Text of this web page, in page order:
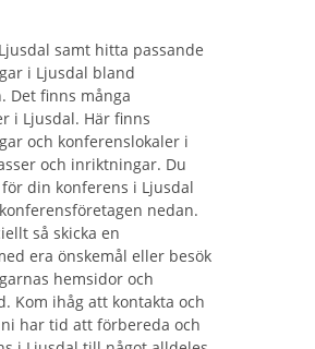
samt hitta passande
i Ljusdal bland
Det finns många
i Ljusdal. Här finns
och konferenslokaler i
och inriktningar. Du
din konferens i Ljusdal
nedan.
så skicka en
era önskemål eller besök
hemsidor och
Kom ihåg att kontakta och
har tid att förbereda och